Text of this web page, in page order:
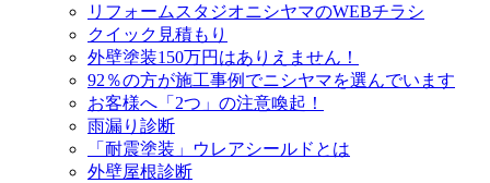
リフォームスタジオニシヤマのWEBチラシ
クイック見積もり
外壁塗装150万円はありえません！
92％の方が施工事例でニシヤマを選んでいます
お客様へ「2つ」の注意喚起！
雨漏り診断
「耐震塗装」ウレアシールドとは
外壁屋根診断